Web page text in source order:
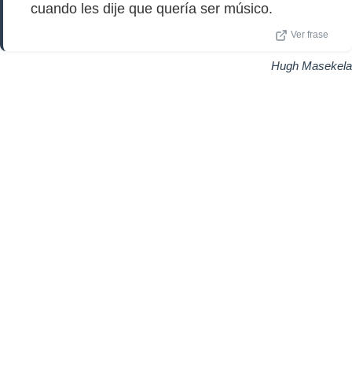
cuando les dije que quería ser músico.
Ver frase
Hugh Masekela